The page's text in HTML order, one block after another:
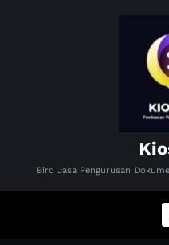
Biro Jasa Pengurusan